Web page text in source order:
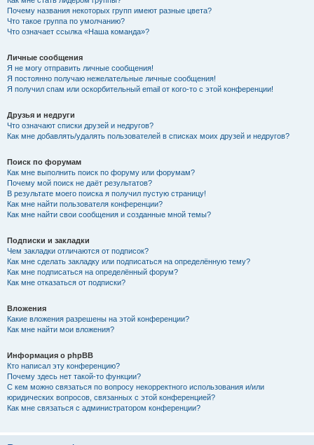
Почему названия некоторых групп имеют разные цвета?
Что такое группа по умолчанию?
Что означает ссылка «Наша команда»?
Личные сообщения
Я не могу отправить личные сообщения!
Я постоянно получаю нежелательные личные сообщения!
Я получил спам или оскорбительный email от кого-то с этой конференции!
Друзья и недруги
Что означают списки друзей и недругов?
Как мне добавлять/удалять пользователей в списках моих друзей и недругов?
Поиск по форумам
Как мне выполнить поиск по форуму или форумам?
Почему мой поиск не даёт результатов?
В результате моего поиска я получил пустую страницу!
Как мне найти пользователя конференции?
Как мне найти свои сообщения и созданные мной темы?
Подписки и закладки
Чем закладки отличаются от подписок?
Как мне сделать закладку или подписаться на определённую тему?
Как мне подписаться на определённый форум?
Как мне отказаться от подписки?
Вложения
Какие вложения разрешены на этой конференции?
Как мне найти мои вложения?
Информация о phpBB
Кто написал эту конференцию?
Почему здесь нет такой-то функции?
С кем можно связаться по вопросу некорректного использования и/или
юридических вопросов, связанных с этой конференцией?
Как мне связаться с администратором конференции?